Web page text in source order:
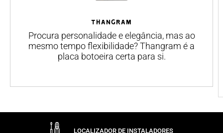
THANGRAM
Procura personalidade e elegância, mas ao
mesmo tempo flexibilidade? Thangram é a
placa botoeira certa para si.
LOCALIZADOR DE INSTALADORES